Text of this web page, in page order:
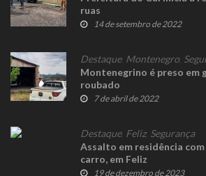
ruas
14 de setembro de 2022
Destaque, Montenegro
Montenegrino é preso em
roubado
7 de abril de 2022
Destaque, Feliz, Segurança
Assalto em residência
carro, em Feliz
19 de dezembro de 2023